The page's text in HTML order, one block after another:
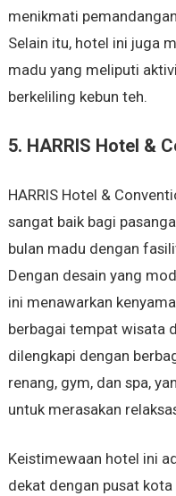
menikmati
Selain itu, hotel ini juga
madu yang meliputi
berkeliling kebun teh.
5. HARRIS Hotel &
HARRIS Hotel &
sangat baik bagi
bulan madu dengan
Dengan desain yang
ini menawarkan
berbagai tempat wisata
dilengkapi dengan
renang, gym, dan spa,
untuk merasakan
Keistimewaan hotel ini
dekat dengan pusat